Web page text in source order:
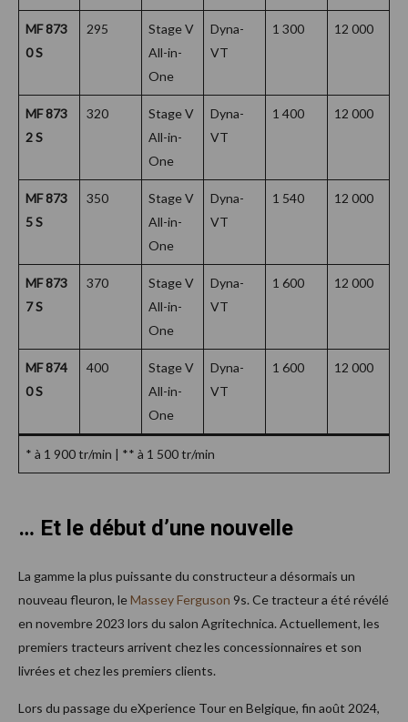
MF 873
0 S
295
Stage V
All-in-
One
Dyna-
VT
1 300 12 000
MF 873
2 S
320
Stage V
All-in-
One
Dyna-
VT
1 400 12 000
MF 873
5 S
350
Stage V
All-in-
One
Dyna-
VT
1 540 12 000
MF 873
7 S
370
Stage V
All-in-
One
Dyna-
VT
1 600 12 000
MF 874
0 S
400
Stage V
All-in-
One
Dyna-
VT
1 600 12 000
* à 1 900 tr/min | ** à 1 500 tr/min
… Et le début d’une nouvelle
La gamme la plus puissante du constructeur a désormais un
nouveau fleuron, leMassey Ferguson 9s. Ce tracteur a été révélé
en novembre 2023 lors du salon Agritechnica. Actuellement, les
premiers tracteurs arrivent chez les concessionnaires et son
livrées et chez les premiers clients.
Lors du passage du eXperience Tour en Belgique, fin août 2024,